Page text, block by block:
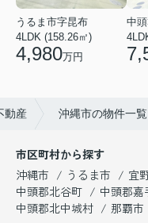
うるま市字昆布
4LDK (158.26㎡)
4,980万円
中
動産 沖縄市の物件一覧
市区町村から探す
沖縄市
うるま市 宜
中頭郡北谷町
中頭郡嘉
中頭郡北中城村
那覇市